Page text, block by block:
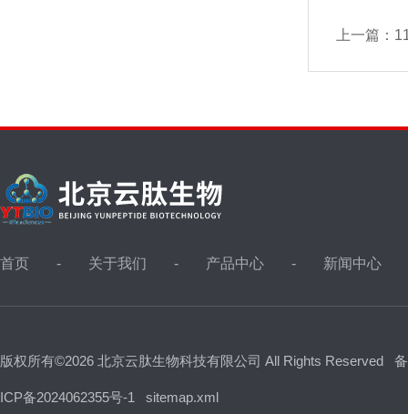
上一篇：
首页 关于我们 产品中心 新闻中心
版权所有©2026 北京云肽生物科技有限公司 All Rights Reserved
ICP备2024062355号-1 sitemap.xml